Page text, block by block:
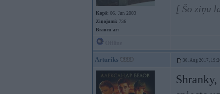
Kopš: 06. Jun 2003
Ziņojumi: 736
Braucu ar:
[ Šo ziņu
Arturiks 30. Aug 2017,